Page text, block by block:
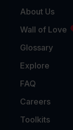
About Us
Wall of Love
Glossary
Explore
FAQ
Careers
Toolkits